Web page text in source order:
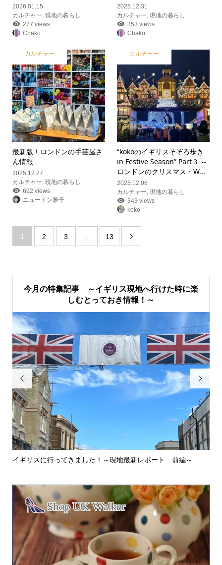
2026.01.15
カルチャー 現地の暮らし
277 views
Chako
2025.12.31
カルチャー ,現地の暮らし
353 views
Chako
カルチャー
最新版！ロンドンの手芸屋さ
ん情報
2025.12.27
カルチャー, 現地の暮らし
692 views
ニュートン雅子
カルチャー
“kokoのイギリスそぞろ歩き
in Festive Season” Part３ ～
ロンドンのクリスマス・W...
2025.12.06
カルチャー,現地の暮らし
343 views
koko
1 2 3 … 13 
今月の特集記事 ～イギリス現地へ行けた時に楽
しむとっておき情報！～

イギリスに行ってきました！～現地最新レポート 前編～
